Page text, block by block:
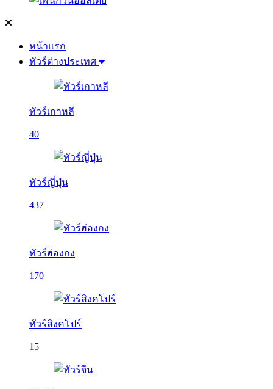
หน้าแรก
ทัวร์ต่างประเทศ
ทัวร์เกาหลี
40
ทัวร์ญี่ปุ่น
437
ทัวร์ฮ่องกง
170
ทัวร์สิงคโปร์
15